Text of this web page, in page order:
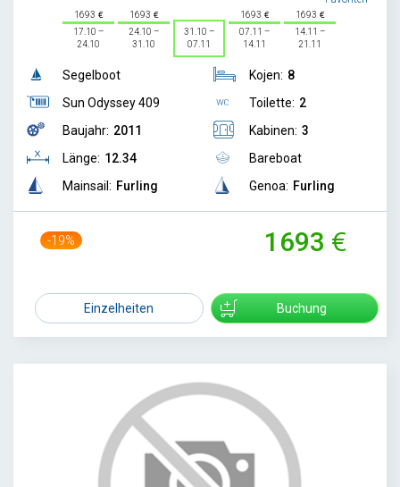
1693
17.10 –
24.10
1693
24.10 –
31.10
31.10 –
07.11
1693
07.11 –
14.11
1693
14.11 –
21.11
Segelboot
Sun Odyssey 409
Baujahr: 2011
Länge: 12.34
Mainsail: Furling
Kojen: 8
Toilette: 2
Kabinen: 3
Bareboat
Genoa: Furling
-19% 1693
Einzelheiten Buchung